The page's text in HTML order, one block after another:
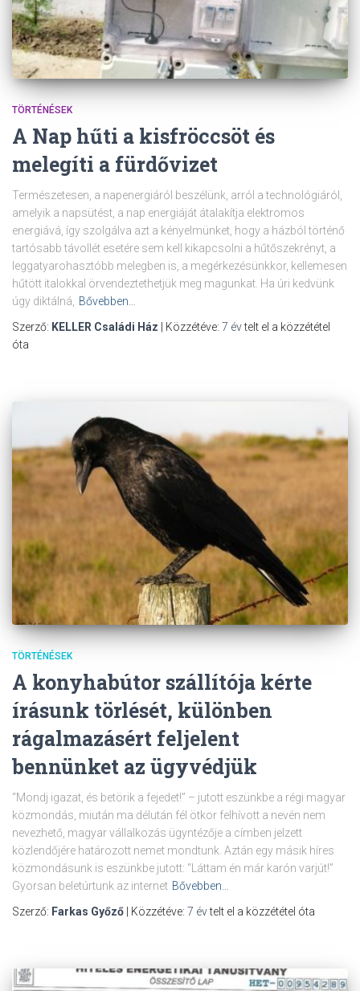
TÖRTÉNÉSEK
A Nap hűti a kisfröccsöt és
melegíti a fürdővizet
Természetesen, a napenergiáról beszélünk, arról a technológiáról,
amelyik a napsütést, a nap energiáját átalakítja elektromos
energiává, így szolgálva azt a kényelmünket, hogy a házból történő
tartósabb távollét esetére sem kell kikapcsolni a hűtőszekrényt, a
leggatyarohasztóbb melegben is, a megérkezésünkkor, kellemesen
hűtött italokkal örvendeztethetjük meg magunkat. Ha úri kedvünk
úgy diktálná,
Bővebben…
Szerző: KELLER Családi Ház | Közzétéve: 7 évtelt el a közzététel
óta
TÖRTÉNÉSEK
A konyhabútor szállítója kérte
írásunk törlését, különben
rágalmazásért feljelent
bennünket az ügyvédjük
“Mondj igazat, és betörik a fejedet!” – jutott eszünkbe a régi magyar
közmondás, miután ma délután fél ötkor felhívott a nevén nem
nevezhető, magyar vállalkozás ügyntézője a címben jelzett
közlendőjére határozott nemet mondtunk. Aztán egy másik híres
közmondásunk is eszünkbe jutott: “Láttam én már karón varjút!”
Gyorsan beletúrtunk az internet Bővebben…
Szerző: Farkas Győző | Közzétéve: 7 évtelt el a közzététel óta